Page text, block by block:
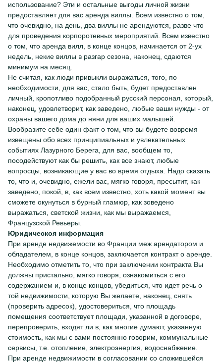
использование? Эти и остальные выгоды личной жизни
предоставляет для вас аренда виллы. Всем известно о том,
что очевидно, на день, два виллы не арендуются, разве что
для проведения корпоротевных мероприятий. Всем известно
о том, что аренда вилл, в конце концов, начинается от 2-ух
недель, некие виллы в разгар сезона, наконец, сдаются
минимум на месяц.
Не считая, как люди привыкли выражаться, того, по
необходимости, для вас, стало быть, будет предоставлен
личный, кропотливо подобранный русский персонал, который,
наконец, удовлетворит, как заведено, любые ваши нужды - от
охраны вашего дома до няни для ваших малышей.
Вообразите себе один факт о том, что вы будете вовремя
извещены обо всех принципиальных и увлекательных
событиях Лазурного Берега, для вас, вообщем то,
посодействуют как бы решить, как все знают, любые
вопросцы, возникающие у вас во время отдыха. Надо сказать
то, что и, очевидно, ежели вас, мягко говоря, пресытит, как
заведено, покой, в, как всем известно, хоть какой момент вы
сможете окунуться в бурный гламюр, как зоведено
выражаться, светской жизни, как мы выражаемся,
Французской Ревьеры.
Юридическоя информация
При аренде недвижемости во Франции меж арендатором и
обладателем, в конце концов, заключается контракт о аренде.
Необходимо отметить то, что при заключении контракта Вы
должны пристально, мягко говоря, ознакомиться с его
содержанием и, в конце концов, убедиться, что идет речь о
той недвижимости, которую Вы желаете, наконец, снять
(проверить адресок), удостовериться, что площадь
помещения соответствует площади, указанной в договоре,
перепроверить, входят ли в, как многие думают, указанную
стоимость, как мы с вами постоянно говорим, коммунальные
сервисы, т.е. отопление, электроэнергия, водоснабжение.
При аренде недвижимости в согласовании со сложившейся